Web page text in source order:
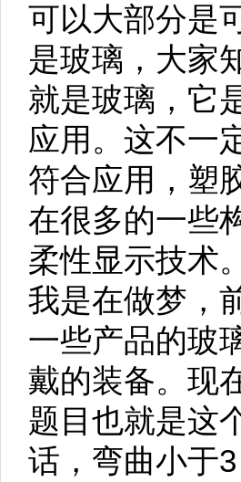
可以大部分是
是玻璃，大家
就是玻璃，它
应用。这不一
符合应用，塑
在很多的一些
柔性显示技术
我是在做梦，
一些产品的玻
戴的装备。现
题目也就是这
话，弯曲小于